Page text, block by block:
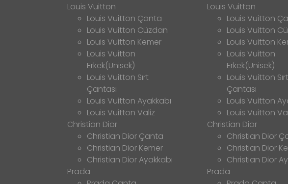
Louis Vuitton
Louis Vuitton Çanta
Louis Vuitton Cüzdan
Louis Vuitton Kemer
Louis Vuitton
Erkek(Unisek)
Louis Vuitton Sırt
Çantası
Louis Vuitton Ayakkabı
Louis Vuitton Valiz
Christian Dior
Christian Dior Çanta
Christian Dior Kemer
Christian Dior Ayakkabı
Prada
Louis Vuitton
Louis Vuitton
Louis Vuitton
Louis Vuitton
Louis Vuitton
Erkek(Unisek)
Louis Vuitton Sırt
Çantası
Louis Vuitton
Louis Vuitton
Christian Dior
Christian Dior
Christian Dior
Christian Dior
Prada